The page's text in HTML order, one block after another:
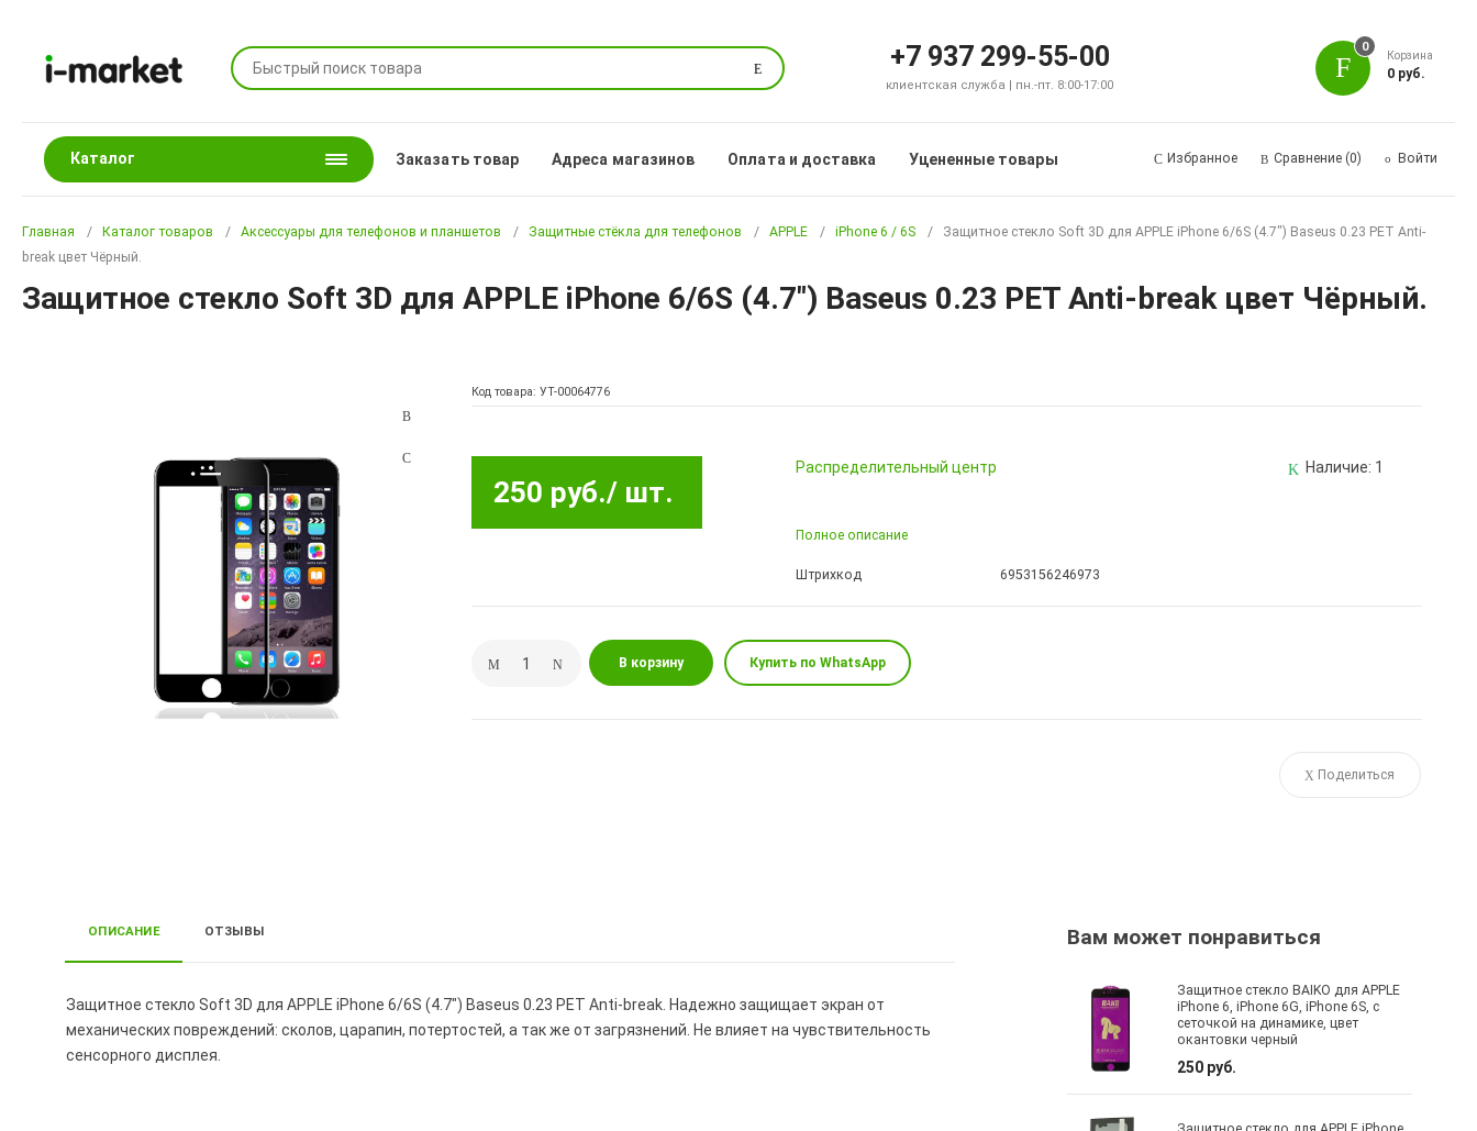
Поиск +7 937 299-55-00
клиентская служба | пн.-пт. 8:00-17:00
0
Корзина
0 руб.
Каталог Заказать товар Адреса магазинов Оплата и доставка Уцененные товары Избранное Сравнение (0) Войти
Главная Каталог товаров Аксессуары для телефонов и планшетов Защитные стёкла для телефонов APPLE iPhone 6 / 6S
Защитное стекло Soft 3D для APPLE iPhone 6/6S (4.7") Baseus 0.23 PET Anti-
break цвет Чёрный.
Защитное стекло Soft 3D для APPLE iPhone 6/6S (4.7") Baseus 0.23 PET Anti-break цвет Чёрный.
Код товара: УТ-00064776
250 руб./ шт.
Pаспределительный центр Наличие: 1
Полное описание
Штрихкод 6953156246973
В корзину Купить по WhatsApp
Поделиться
ОПИСАНИЕ ОТЗЫВЫ
Защитное стекло Soft 3D для APPLE iPhone 6/6S (4.7") Baseus 0.23 PET Anti-break. Надежно защищает экран от
механических повреждений: сколов, царапин, потертостей, а так же от загрязнений. Не влияет на чувствительность
сенсорного дисплея.
Вам может понравиться
Защитное стекло BAIKO для APPLE
iPhone 6, iPhone 6G, iPhone 6S, с
сеточкой на динамике, цвет
окантовки черный
250 руб.